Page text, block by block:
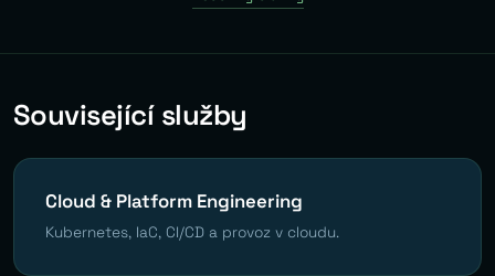
Související služby
Cloud & Platform Engineering
Kubernetes, IaC, CI/CD a provoz v cloudu.